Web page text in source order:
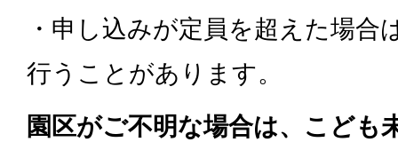
・申し込みが定員を超えた場合
行うことがあります。
園区がご不明な場合は、こども